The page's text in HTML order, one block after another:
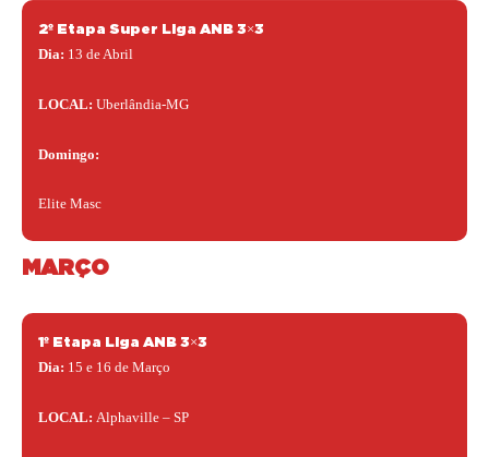
2º Etapa Super Liga ANB 3×3
Dia: 13 de Abril
LOCAL: Uberlândia-MG
Domingo:
Elite Masc
MARÇO
1º Etapa Liga ANB 3×3
Dia: 15 e 16 de Março
LOCAL: Alphaville – SP